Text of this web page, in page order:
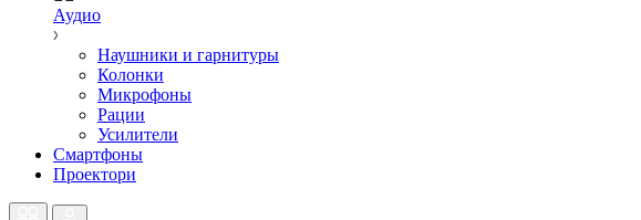
Аудио
Наушники и гарнитуры
Колонки
Микрофоны
Рации
Усилители
Смартфоны
Проектори